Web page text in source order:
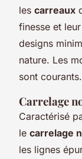
les carreaux
finesse et
designs
nature. Les
sont courants.
Carrelage
Caractérisé
le carrelage
les lignes